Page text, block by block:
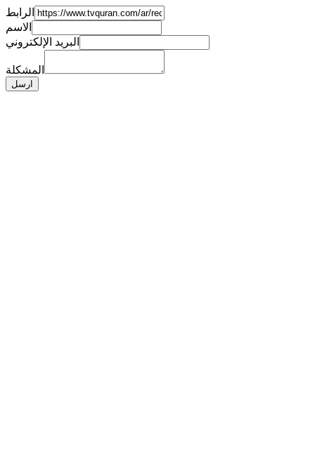
الرابط
الاسم
البريد الإلكتروني
المشكلة
ارسل